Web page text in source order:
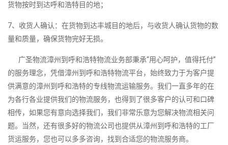
货物按时到达呼和浩特目的地；
7、收货人确认：在货物到达丰城目的地后，与收货人确认货物的数
量和质量，确保货物完好无损。
广圣物流漳州到呼和浩特物流业务部秉承“用心呵护，值得托付”
的服务理念，凭借漳州到呼和浩特物流平台，始终致力于为客户提
供满意的漳州到呼和浩特的专线物流运输服务。我们一直多年的在
为各行各业提供我们的物流服务，也得到了很多客户的认可和口碑
相传，如果您有意向选择我们，我们非常乐意为您解决物流相关问
题。当然，还有很多好的物流公司也提供从漳州到呼和浩特的工厂
货运服务，您也可以多多咨询，找到合适您的物流服务商。